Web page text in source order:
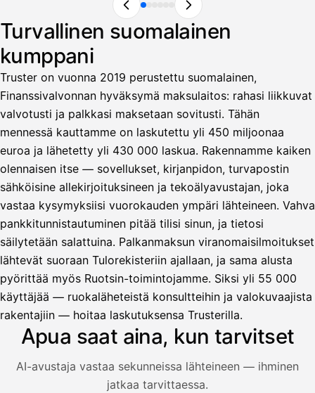
Turvallinen suomalainen
kumppani
Truster on vuonna 2019 perustettu suomalainen,
Finanssivalvonnan hyväksymä maksulaitos: rahasi liikkuvat
valvotusti ja palkkasi maksetaan sovitusti. Tähän
mennessä kauttamme on laskutettu yli 450 miljoonaa
euroa ja lähetetty yli 430 000 laskua. Rakennamme kaiken
olennaisen itse — sovellukset, kirjanpidon, turvapostin
sähköisine allekirjoituksineen ja tekoälyavustajan, joka
vastaa kysymyksiisi vuorokauden ympäri lähteineen. Vahva
pankkitunnistautuminen pitää tilisi sinun, ja tietosi
säilytetään salattuina. Palkanmaksun viranomaisilmoitukset
lähtevät suoraan Tulorekisteriin ajallaan, ja sama alusta
pyörittää myös Ruotsin-toimintojamme. Siksi yli 55 000
käyttäjää — ruokaläheteistä konsultteihin ja valokuvaajista
rakentajiin — hoitaa laskutuksensa Trusterilla.
Apua saat aina, kun tarvitset
AI-avustaja vastaa sekunneissa lähteineen — ihminen
jatkaa tarvittaessa.
Avustaja
Hei! Miten voin auttaa?
Avaa Kuitit-välilehti ja valitse